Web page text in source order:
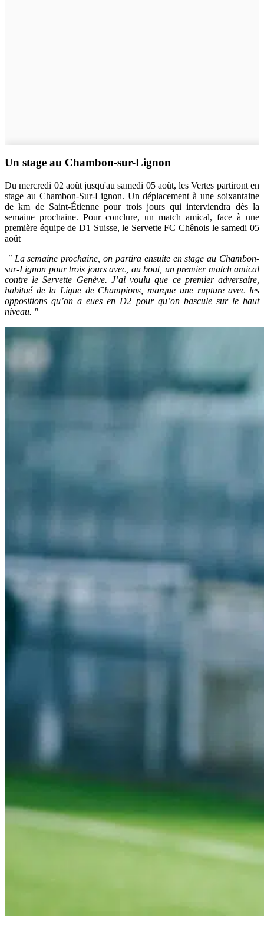
Un stage au Chambon-sur-Lignon
Du mercredi 02 août jusqu'au samedi 05 août, les Vertes partiront en
stage au Chambon-Sur-Lignon. Un déplacement à une soixantaine
de km de Saint-Étienne pour trois jours qui interviendra dès la
semaine prochaine. Pour conclure, un match amical, face à une
première équipe de D1 Suisse, le Servette FC Chênois le samedi 05
août
" La semaine prochaine, on partira ensuite en stage au Chambon-
sur-Lignon pour trois jours avec, au bout, un premier match amical
contre le Servette Genève. J’ai voulu que ce premier adversaire,
habitué de la Ligue de Champions, marque une rupture avec les
oppositions qu’on a eues en D2 pour qu’on bascule sur le haut
niveau. "